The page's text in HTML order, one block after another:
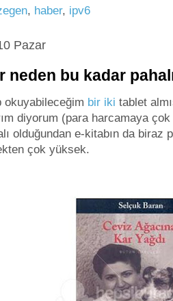
, haber, ipv6
Pazar
neden bu kadar
okuyabileceğim bir iki tablet
diyorum (para harcamaya
olduğundan e-kitabın da biraz
çok yüksek.